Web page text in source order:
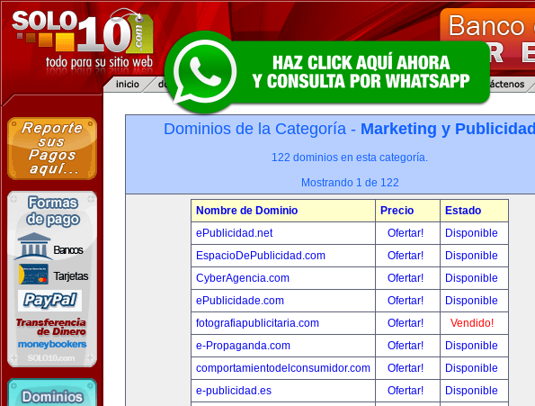
Dominios de la Categoría - Marketing y Publicidad
122 dominios en esta categoría.
Mostrando 1 de 122
Nombre de Dominio Precio
Estado
ePublicidad.net
Ofertar!
Disponible
EspacioDePublicidad.com
Ofertar!
Disponible
CyberAgencia.com
Ofertar!
Disponible
ePublicidade.com
Ofertar!
Disponible
fotografiapublicitaria.com
Ofertar!
Vendido!
e-Propaganda.com
Ofertar!
Disponible
comportamientodelconsumidor.com
Ofertar!
Disponible
e-publicidad.es
Ofertar!
Disponible